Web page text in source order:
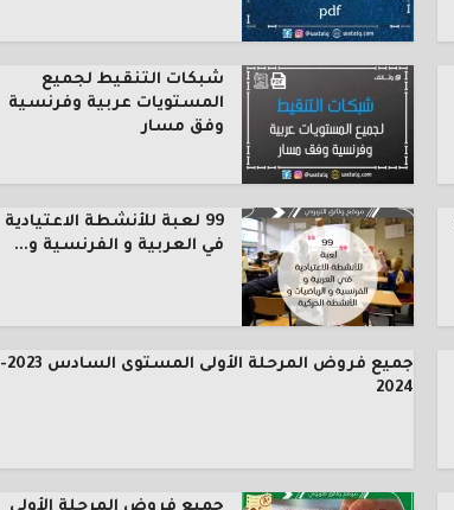
شبكات التنقيط لجميع
المستويات عربية وفرنسية
وفق مسار
99 لعبة للأنشطة الاعتيادية
في العربية و الفرنسية و...
جميع فروض المرحلة الأولى المستوى السادس 2023-
2024